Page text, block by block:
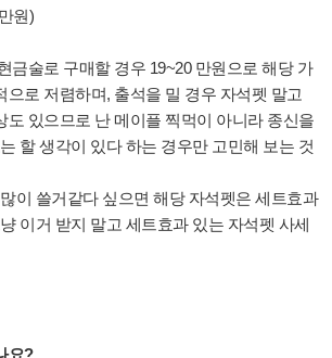
원)
금술로 구매할 경우 19~20 만원으로 해당 가
으로 저렴하며, 출석을 밀 경우 자석펫 말고
도 있으므로 난 메이플 찍먹이 아니라 종신을
할 생각이 있다 하는 경우만 고민해 보는 것
이 쓸거같다 싶으면 해당 자석펫은 세트효과
이거 받지 말고 세트효과 있는 자석펫 사세
요?